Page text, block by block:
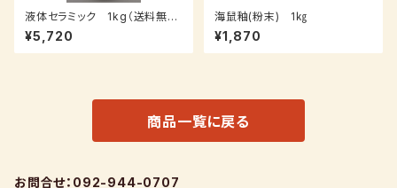
液体セラミック 1kg（送料無
料）
¥5,720
海鼠釉(粉末) 1㎏
¥1,870
商品一覧に戻る
お問合せ：092-944-0707